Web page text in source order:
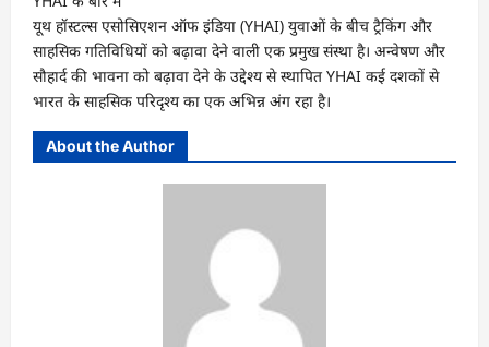
यूथ हॉस्टल्स एसोसिएशन ऑफ इंडिया (YHAI) युवाओं के बीच ट्रैकिंग और
साहसिक गतिविधियों को बढ़ावा देने वाली एक प्रमुख संस्था है। अन्वेषण और
सौहार्द की भावना को बढ़ावा देने के उद्देश्य से स्थापित YHAI कई दशकों से
भारत के साहसिक परिदृश्य का एक अभिन्न अंग रहा है।
About the Author